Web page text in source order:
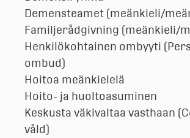
Demensteamet (meänkieli/
Familjerådgivning (meänkieli/
Henkilökohtainen ombyyti
ombud)
Hoitoa meänkielelä
Hoito- ja huoltoasuminen
Keskusta väkivaltaa vasthaan
våld)